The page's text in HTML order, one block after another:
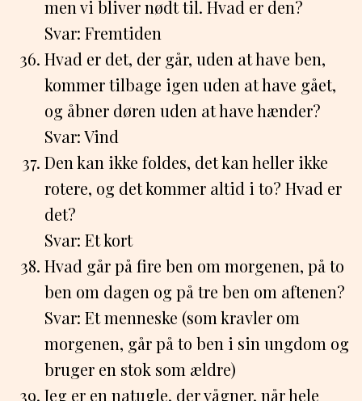
men vi bliver nødt til. Hvad er den?
Svar: Fremtiden
Hvad er det, der går, uden at have ben,
kommer tilbage igen uden at have gået,
og åbner døren uden at have hænder?
Svar: Vind
Den kan ikke foldes, det kan heller ikke
rotere, og det kommer altid i to? Hvad er
det?
Svar: Et kort
Hvad går på fire ben om morgenen, på to
ben om dagen og på tre ben om aftenen?
Svar: Et menneske (som kravler om
morgenen, går på to ben i sin ungdom og
bruger en stok som ældre)
Jeg er en natugle, der vågner, når hele